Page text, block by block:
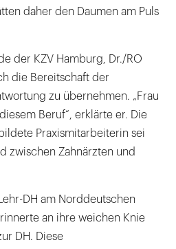
daher den Daumen am Puls
der KZV Hamburg, Dr./RO
die Bereitschaft der
zu übernehmen. „Frau
Beruf“, erklärte er. Die
Praxismitarbeiterin sei
zwischen Zahnärzten und
DH am Norddeutschen
an ihre weichen Knie
DH. Diese